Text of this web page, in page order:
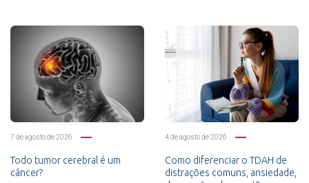
7 de agosto de 2026
Todo tumor cerebral é um
câncer?
4 de agosto de 2026
Como diferenciar o TDAH de
distrações comuns, ansiedade,